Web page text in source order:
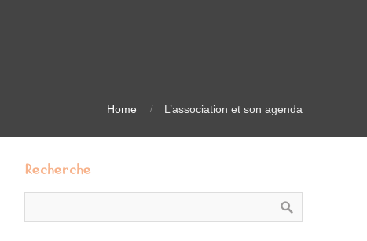
Home L’association et son agenda
Recherche